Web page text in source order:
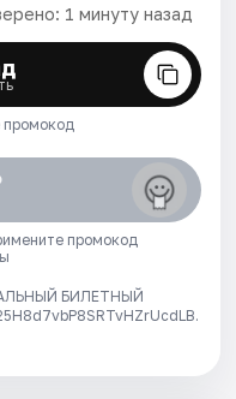
1 минуту назад
промокод
промокод
БИЛЕТНЫЙ